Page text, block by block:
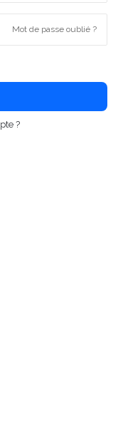
Mot de passe oublié ?
?